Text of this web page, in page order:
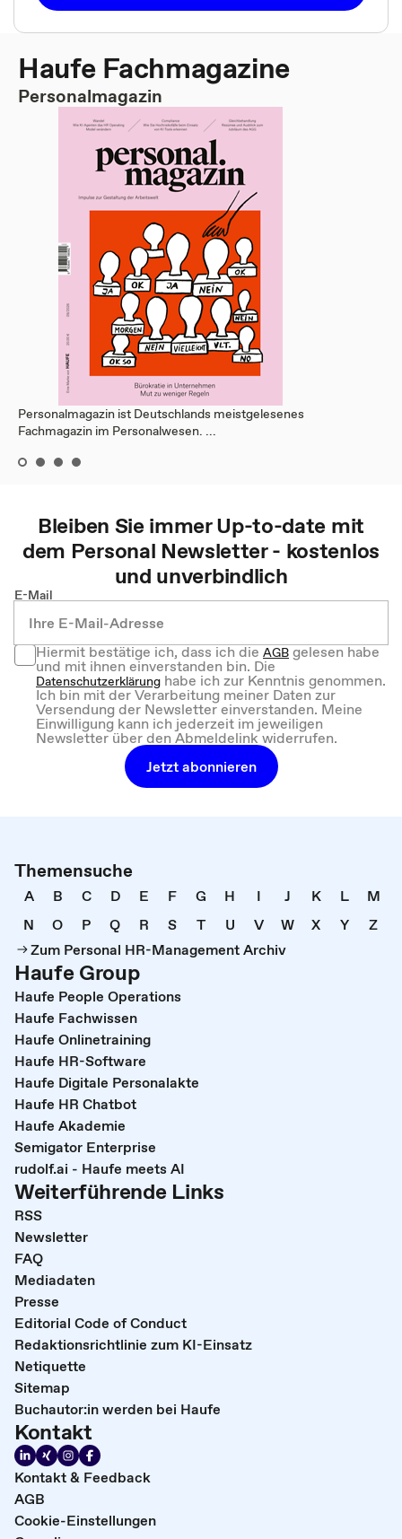
Haufe Fachmagazine
Personalmagazin
Personalmagazin ist Deutschlands meistgelesenes
Fachmagazin im Personalwesen. ...
Bleiben Sie immer Up-to-date mit
dem Personal Newsletter - kostenlos
und unverbindlich
E-Mail
Hiermit bestätige ich, dass ich dieAGBgelesen habe
und mit ihnen einverstanden bin. Die
Datenschutzerklärung habe ich zur Kenntnis genommen.
Ich bin mit der Verarbeitung meiner Daten zur
Versendung der Newsletter einverstanden. Meine
Einwilligung kann ich jederzeit im jeweiligen
Newsletter über den Abmeldelink widerrufen.
Jetzt abonnieren
Themensuche
A B C D E F G H I J K L
M
N
O P Q R S T U V W X Y
Z
Zum Personal HR-Management Archiv
Haufe Group
Haufe People Operations
Haufe Fachwissen
Haufe Onlinetraining
Haufe HR-Software
Haufe Digitale Personalakte
Haufe HR Chatbot
Haufe Akademie
Semigator Enterprise
rudolf.ai - Haufe meets AI
Weiterführende Links
RSS
Newsletter
FAQ
Mediadaten
Presse
Editorial Code of Conduct
Redaktionsrichtlinie zum KI-Einsatz
Netiquette
Sitemap
Buchautor:in werden bei Haufe
Kontakt
Kontakt & Feedback
AGB
Cookie-Einstellungen